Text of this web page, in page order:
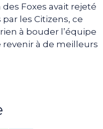
Foxes avait rejeté
les Citizens, ce
à bouder l’équipe
à de meilleurs